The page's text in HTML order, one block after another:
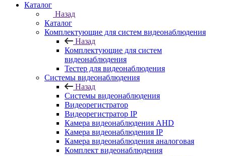
Каталог
Назад
Каталог
Комплектующие для систем видеонаблюдения
Назад
Комплектующие для систем
видеонаблюдения
Тестер для видеонаблюдения
Системы видеонаблюдения
Назад
Системы видеонаблюдения
Видеорегистратор
Видеорегистратор IP
Камера видеонаблюдения AHD
Камера видеонаблюдения IP
Камера видеонаблюдения аналоговая
Комплект видеонаблюдения